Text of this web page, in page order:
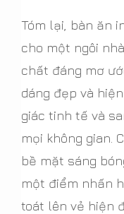
Tóm lại, bàn ăn
cho một ngôi
chất đáng mơ
dáng đẹp và
giác tinh tế và
mọi không gian.
bề mặt sáng
một điểm nhấn
toát lên vẻ hiện